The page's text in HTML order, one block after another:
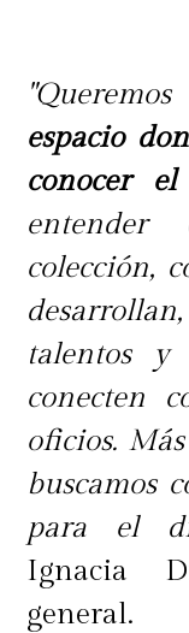
espacio
conocer
colección,
talentos y
conecten
oficios.
buscamos
para el
Ignacia
general.